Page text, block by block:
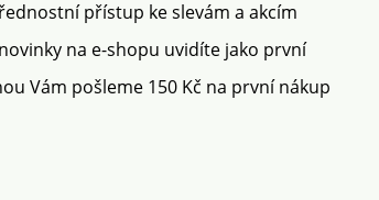
přístup ke slevám a akcím
na e-shopu uvidíte jako první
Vám pošleme 150 Kč na první nákup